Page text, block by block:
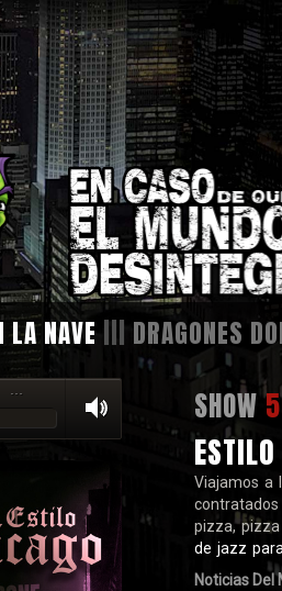
LA NAVE DRAGONES
… SHOW
Viajamos a
pizza,
de jazz
Noticias Del